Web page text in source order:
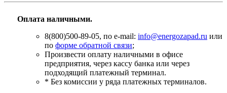
Оплата наличными.
8(800)500-89-05, по e-mail: info@energozapad.ru или
по форме обратной связи;
Произвести оплату наличными в офисе
предприятия, через кассу банка или через
подходящий платежный терминал.
* Без комиссии у ряда платежных терминалов.